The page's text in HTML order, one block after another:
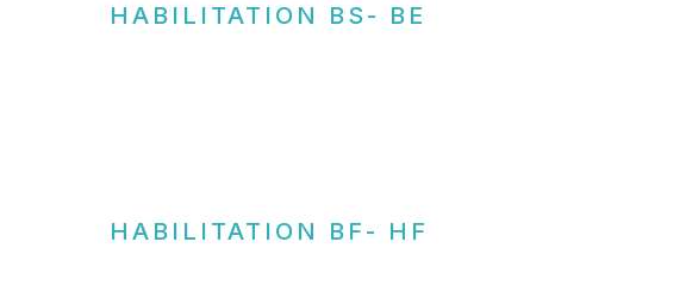
HABILITATION BS- BE
HABILITATION BF- HF